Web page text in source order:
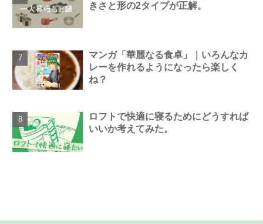
きさと形の2タイプが正解。
マンガ「華麗なる食卓」｜いろんなカ
レーを作れるようになったら楽しく
ね？
ロフトで快適に寝るためにどうすれば
いいか考えてみた。